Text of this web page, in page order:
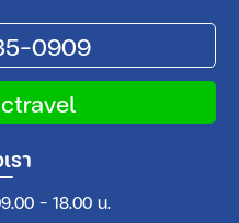
0909
รา
- 18.00 น.